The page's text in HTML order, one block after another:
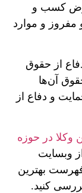
کسب و
و موارد
از حقوق
آن‌ها
و دفاع از
در حوزه
بهترین
کنید.